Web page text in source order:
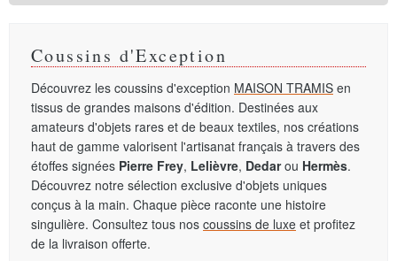
Coussins d'Exception
Découvrez les coussins d'exception MAISON TRAMIS en
tissus de grandes maisons d'édition. Destinées aux
amateurs d'objets rares et de beaux textiles, nos créations
haut de gamme valorisent l'artisanat français à travers des
étoffes signées Pierre Frey, Lelièvre, Dedarou Hermès.
Découvrez notre sélection exclusive d'objets uniques
conçus à la main. Chaque pièce raconte une histoire
singulière. Consultez tous nos coussins de luxe et profitez
de la livraison offerte.